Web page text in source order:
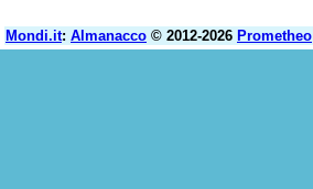
Mondi.it: Almanacco © 2012-2026 Prometheo